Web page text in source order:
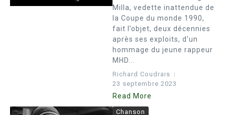
Milla, vedette inattendue de
la Coupe du monde 1990,
fait l’objet, deux décennies
après ses exploits, d’un
hommage du jeune rappeur
MHD...
Richard Coudrais
23 septembre 2023
Read More
Chanson